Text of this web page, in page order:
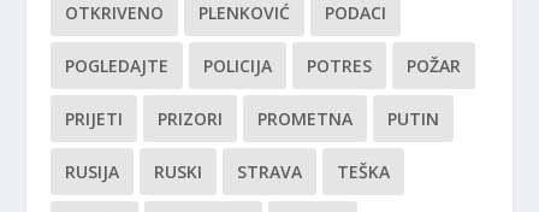
OTKRIVENO PLENKOVIĆ PODACI
POGLEDAJTE POLICIJA POTRES POŽAR
PRIJETI PRIZORI PROMETNA PUTIN
RUSIJA RUSKI STRAVA TEŠKA